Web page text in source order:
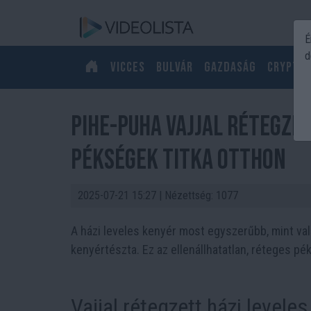
Vicces Bulvár Gazdaság Crypto
Pihe-puha vajjal
pékségek titka otthon
2025-07-21 15:27 | Nézettség: 1077
A házi leveles kenyér most egyszerűbb, mint
kenyértészta. Ez az ellenállhatatlan, réteges